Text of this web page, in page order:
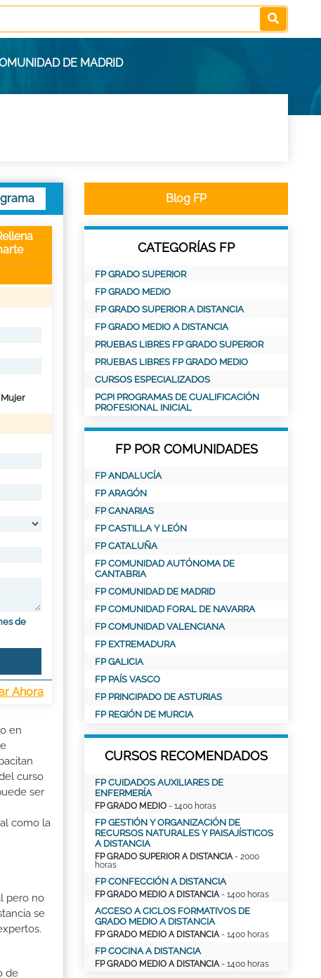
DE MADRID
Mujer
de
Ahora
en
curso
ser
como la
pero no
se
de
Blog FP
CATEGORÍAS FP
FP GRADO SUPERIOR
FP GRADO MEDIO
FP GRADO SUPERIOR A DISTANCIA
FP GRADO MEDIO A DISTANCIA
PRUEBAS LIBRES FP GRADO SUPERIOR
PRUEBAS LIBRES FP GRADO MEDIO
CURSOS ESPECIALIZADOS
PCPI PROGRAMAS DE CUALIFICACIÓN
PROFESIONAL INICIAL
FP POR COMUNIDADES
FP ANDALUCÍA
FP ARAGÓN
FP CANARIAS
FP CASTILLA Y LEÓN
FP CATALUÑA
FP COMUNIDAD AUTÓNOMA DE
CANTABRIA
FP COMUNIDAD DE MADRID
FP COMUNIDAD FORAL DE NAVARRA
FP COMUNIDAD VALENCIANA
FP EXTREMADURA
FP GALICIA
FP PAÍS VASCO
FP PRINCIPADO DE ASTURIAS
FP REGIÓN DE MURCIA
CURSOS RECOMENDADOS
FP CUIDADOS AUXILIARES DE
ENFERMERÍA
FP GRADO MEDIO - 1400 horas
FP GESTIÓN Y ORGANIZACIÓN DE
RECURSOS NATURALES Y PAISAJÍSTICOS
A DISTANCIA
FP GRADO SUPERIOR A DISTANCIA- 2000
horas
FP CONFECCIÓN A DISTANCIA
FP GRADO MEDIO A DISTANCIA- 1400 horas
ACCESO A CICLOS FORMATIVOS DE
GRADO MEDIO A DISTANCIA
FP GRADO MEDIO A DISTANCIA- 1400 horas
FP COCINA A DISTANCIA
FP GRADO MEDIO A DISTANCIA- 1400 horas